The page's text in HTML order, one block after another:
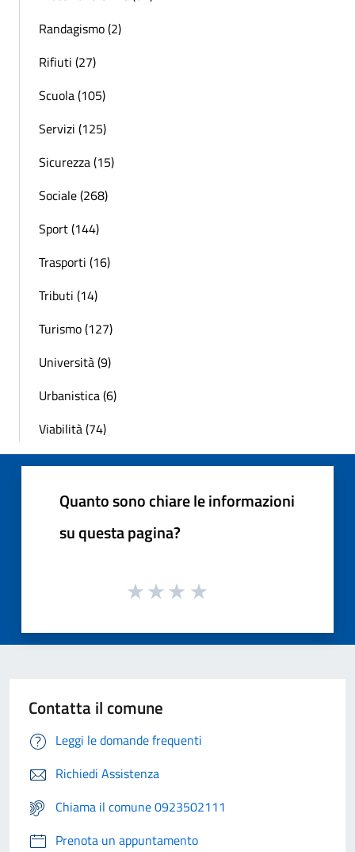
Randagismo (2)
Rifiuti (27)
Scuola (105)
Servizi (125)
Sicurezza (15)
Sociale (268)
Sport (144)
Trasporti (16)
Tributi (14)
Turismo (127)
Università (9)
Urbanistica (6)
Viabilità (74)
Quanto sono chiare le informazioni
su questa pagina?
Contatta il comune
Leggi le domande frequenti
Richiedi Assistenza
Chiama il comune 0923502111
Prenota un appuntamento